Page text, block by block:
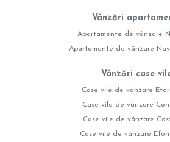
Vânzări
Apartamente de vânzare
Apartamente de vânzare
Vânzări case
Case vile de vânzare
Case vile de vânzare
Case vile de vânzare
Case vile de vânzare